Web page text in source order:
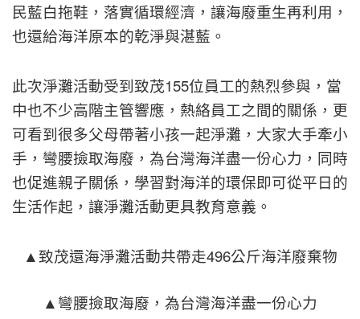
民藍白拖鞋，落實循環經濟，讓海廢重生再利用，
也還給海洋原本的乾淨與湛藍。
此次淨灘活動受到致茂155位員工的熱烈參與，當
中也不少高階主管響應，熱絡員工之間的關係，更
可看到很多父母帶著小孩一起淨灘，大家大手牽小
手，彎腰撿取海廢，為台灣海洋盡一份心力，同時
也促進親子關係，學習對海洋的環保即可從平日的
生活作起，讓淨灘活動更具教育意義。
▲致茂還海淨灘活動共帶走496公斤海洋廢棄物
▲彎腰撿取海廢，為台灣海洋盡一份心力